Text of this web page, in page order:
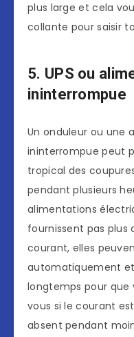
plus large et cela
collante pour saisir
5. UPS ou
ininterrompue
Un onduleur ou une
ininterrompue peut
tropical des
pendant plusieurs
alimentations
fournissent pas plus
courant, elles
automatiquement
longtemps pour que
vous si le courant
absent pendant